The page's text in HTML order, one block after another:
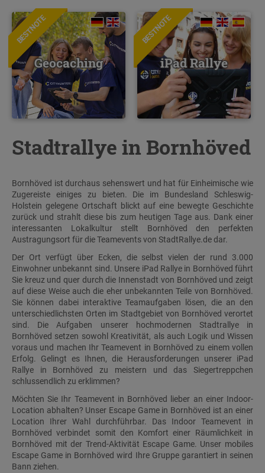
BESTNOTE
Geocaching
BESTNOTE
iPad Rallye
Stadtrallye in Bornhöved
Bornhöved ist durchaus sehenswert und hat für Einheimische wie
Zugereiste einiges zu bieten. Die im Bundesland Schleswig-
Holstein gelegene Ortschaft blickt auf eine bewegte Geschichte
zurück und strahlt diese bis zum heutigen Tage aus. Dank einer
interessanten Lokalkultur stellt Bornhöved den perfekten
Austragungsort für die Teamevents von StadtRallye.de dar.
Der Ort verfügt über Ecken, die selbst vielen der rund 3.000
Einwohner unbekannt sind. Unsere iPad Rallye in Bornhöved führt
Sie kreuz und quer durch die Innenstadt von Bornhöved und zeigt
auf diese Weise auch die eher unbekannten Teile von Bornhöved.
Sie können dabei interaktive Teamaufgaben lösen, die an den
unterschiedlichsten Orten im Stadtgebiet von Bornhöved verortet
sind. Die Aufgaben unserer hochmodernen Stadtrallye in
Bornhöved setzen sowohl Kreativität, als auch Logik und Wissen
voraus und machen Ihr Teamevent in Bornhöved zu einem vollen
Erfolg. Gelingt es Ihnen, die Herausforderungen unserer iPad
Rallye in Bornhöved zu meistern und das Siegertreppchen
schlussendlich zu erklimmen?
Möchten Sie Ihr Teamevent in Bornhöved lieber an einer Indoor-
Location abhalten? Unser Escape Game in Bornhöved ist an einer
Location Ihrer Wahl durchführbar. Das Indoor Teamevent in
Bornhöved verbindet somit den Komfort einer Räumlichkeit in
Bornhöved mit der Trend-Aktivität Escape Game. Unser mobiles
Escape Game in Bornhöved wird Ihre Gruppe garantiert in seinen
Bann ziehen.